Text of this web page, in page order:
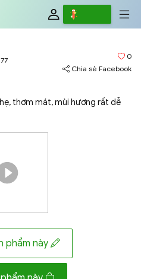
77
0
Chia sẻ Facebook
thơm mát, mùi hương rất dễ
phẩm này